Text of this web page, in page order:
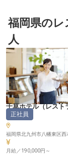
福岡県の
人
千草ホテル（レスト
ービス）
正社員
月給／190,000円～